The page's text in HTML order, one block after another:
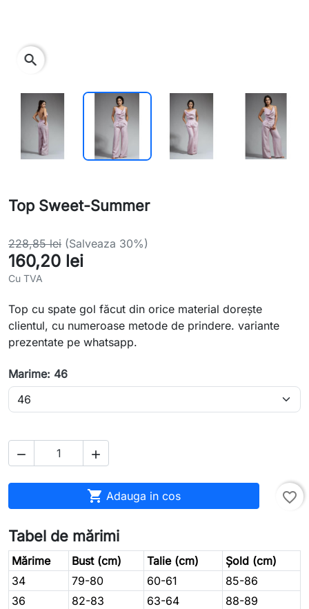
Top Sweet-Summer
228,85 lei (Salveaza 30%)
160,20 lei
Cu TVA
Top cu spate gol făcut din orice material dorește
clientul, cu numeroase metode de prindere. variante
prezentate pe whatsapp.
Marime: 46
 
 Adauga in cos favorite_border
Tabel de mărimi
Mărime Bust (cm) Talie (cm)
Șold (cm)
34
79-80 60-61
85-86
36
82-83 63-64
88-89